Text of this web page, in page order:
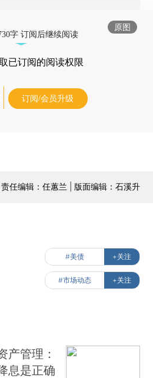
原图
字 订阅后继续阅读
已订阅的阅读权限
订阅/会员升级
责任编辑：任蕙兰 | 版面编辑：石溪升
#美债 +关注
#市场动态 +关注
产管理：
息是正确